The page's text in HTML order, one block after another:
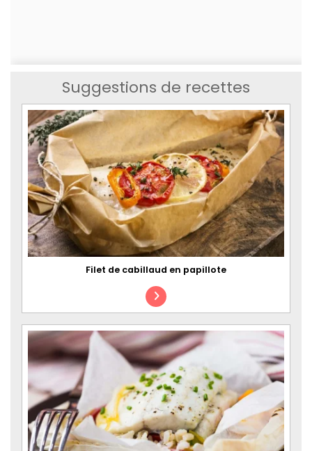
Suggestions de recettes
Filet de cabillaud en papillote